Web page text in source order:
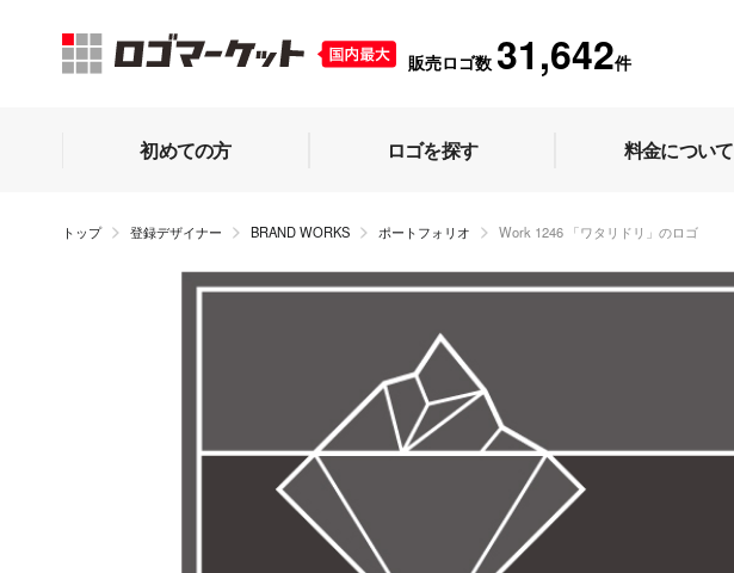
販売ロゴ数 31,642件
初めての方 ロゴを探す 料金について
トップ 登録デザイナー BRAND WORKS ポートフォリオ Work 1246 「ワタリドリ」のロゴ